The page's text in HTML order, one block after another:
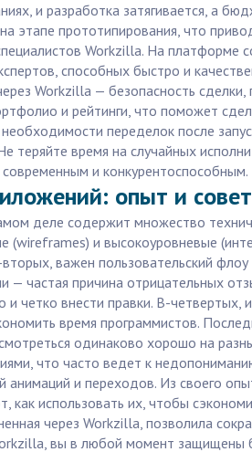
и разработка затягивается, а
прототипирования, что
Workzilla. На платформе
способных быстро и
Workzilla — безопасность
и рейтинги, что поможет
переделок после
теряйте время на случайных
и конкурентоспособным.
опыт и
деле содержит множество
и высокоуровневые
важен пользовательский
частая причина отрицательных
внести правки. В-четвертых,
время программистов.
одинаково хорошо на
что часто ведет к
и переходов. Из своего
использовать их, чтобы
через Workzilla, позволила
вы в любой момент защищены